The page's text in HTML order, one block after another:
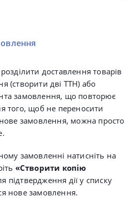
доставлення товарів
(створити дві ТТН) або
замовлення, що повторює
того, щоб не переносити
замовлення, можна просто
замовленні натисніть на
«Створити копію
підтвердження дії у списку
нове замовлення.